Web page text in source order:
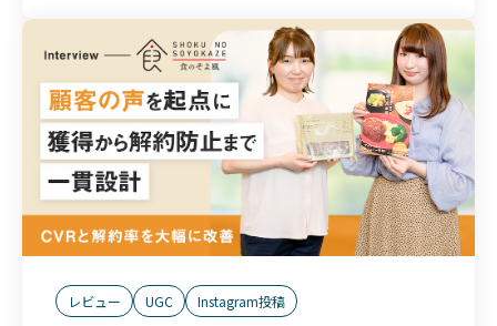
レビュー UGC Instagram投稿